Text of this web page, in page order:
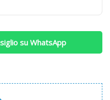
su WhatsApp